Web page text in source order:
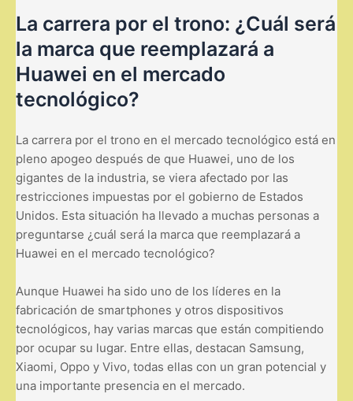
La carrera por el trono: ¿Cuál será
la marca que reemplazará a
Huawei en el mercado
tecnológico?
La carrera por el trono en el mercado tecnológico está en
pleno apogeo después de que Huawei, uno de los
gigantes de la industria, se viera afectado por las
restricciones impuestas por el gobierno de Estados
Unidos. Esta situación ha llevado a muchas personas a
preguntarse ¿cuál será la marca que reemplazará a
Huawei en el mercado tecnológico?
Aunque Huawei ha sido uno de los líderes en la
fabricación de smartphones y otros dispositivos
tecnológicos, hay varias marcas que están compitiendo
por ocupar su lugar. Entre ellas, destacan Samsung,
Xiaomi, Oppo y Vivo, todas ellas con un gran potencial y
una importante presencia en el mercado.